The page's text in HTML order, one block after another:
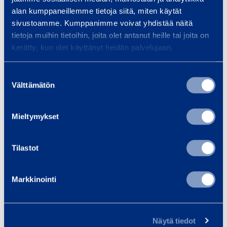
alan kumppaneillemme tietoja siitä, miten käytät
sivustoamme. Kumppanimme voivat yhdistää näitä
tietoja muihin tietoihin, joita olet antanut heille tai joita on
kerätty, kun olet käyttänyt heidän palvelujaan.
valinta
Välttämätön
Mieltymykset
Tilastot
Markkinointi
Näytä tiedot
K
o
m
p
r
V
12,41 €